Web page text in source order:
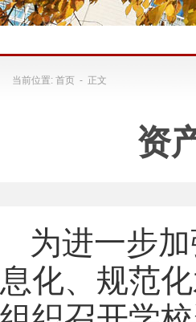
当前位置: 首页 - 正文
资
为进一步
息化、规范